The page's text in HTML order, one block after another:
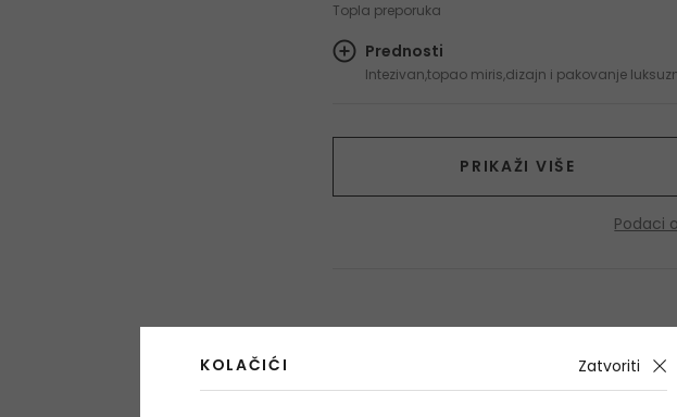
Topla preporuka
Prednosti
Intezivan,topao miris,dizajn i pakovanje
PRIKAŽI VIŠE
Podaci
KOLAČIĆI Zatvoriti